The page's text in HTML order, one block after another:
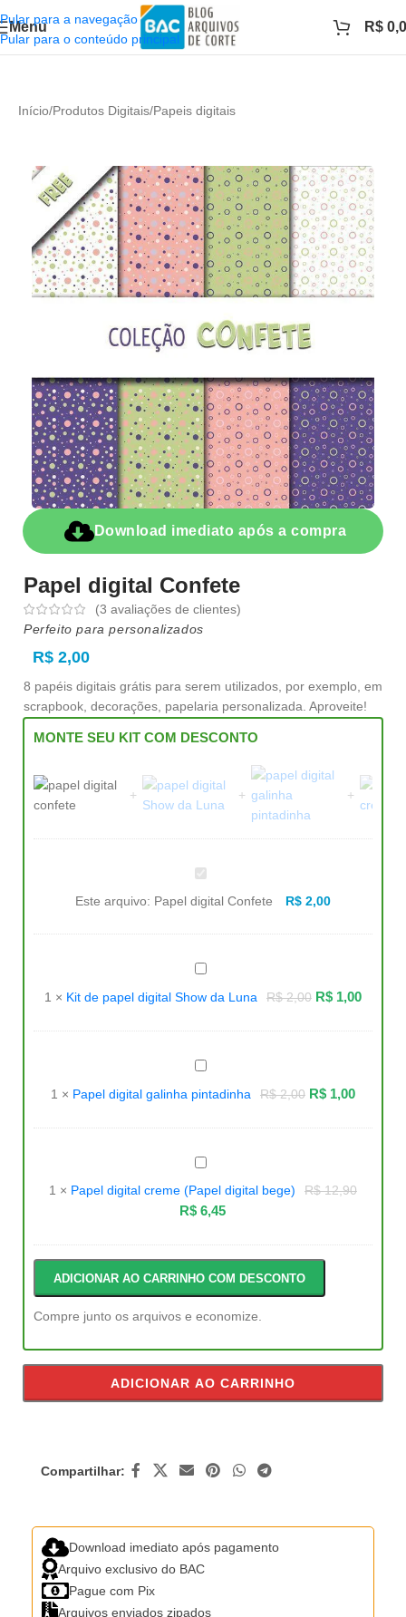
Pular para a navegação
Pular para o conteúdo principal
Menu R$
Início/Produtos Digitais/Papeis digitais
Download imediato após a compra
Papel digital Confete
(3 avaliações de clientes)
Perfeito para personalizados
R$ 2,00
8 papéis digitais grátis para serem utilizados, por exemplo, em
scrapbook, decorações, papelaria personalizada. Aproveite!
MONTE SEU KIT COM DESCONTO
Papel
digital
Confete
Este arquivo: Papel digital Confete R$2,00
Kit
de
digital
1 × Kit de papel digital Show da Luna R$2,00 R$1,00
Papel
digital
pintadinha
1 × Papel digital galinha pintadinha R$2,00 R$1,00
Papel
digital
creme
(Papel
digital
bege)
1 × Papel digital creme (Papel digital bege) R$12,90
R$ 6,45
ADICIONAR AO CARRINHO COM DESCONTO
Compre junto os arquivos e economize.
ADICIONAR AO CARRINHO
Compartilhar:
Download imediato após pagamento
Arquivo exclusivo do BAC
Pague com Pix
Arquivos enviados zipados